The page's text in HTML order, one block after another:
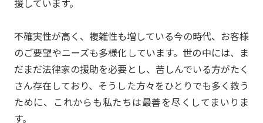
援しています。
不確実性が高く、複雑性も増している今の時代、お客様
のご要望やニーズも多様化しています。世の中には、ま
だまだ法律家の援助を必要とし、苦しんでいる方がたく
さん存在しており、そうした方々をひとりでも多く救う
ために、これからも私たちは最善を尽くしてまいりま
す。